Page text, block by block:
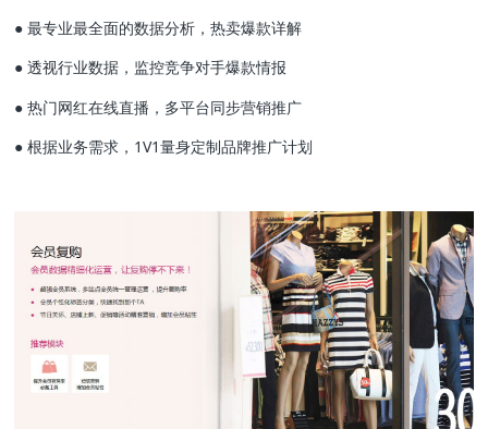
● 最专业最全面的数据分析，热卖爆款详解
● 透视行业数据，监控竞争对手爆款情报
● 热门网红在线直播，多平台同步营销推广
● 根据业务需求，1V1量身定制品牌推广计划